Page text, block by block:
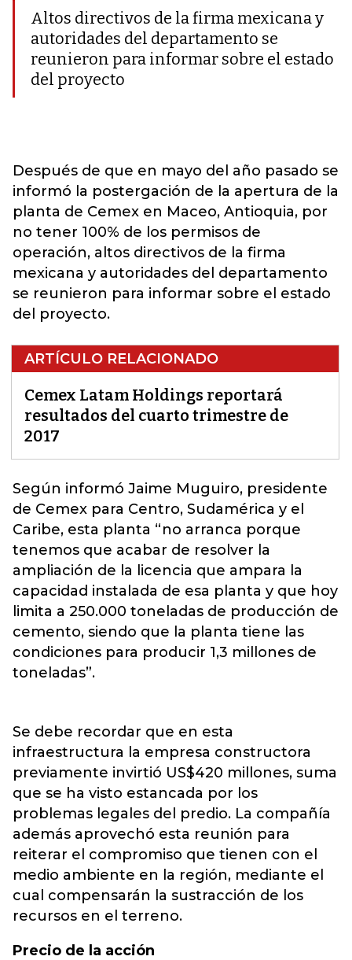
Altos directivos de la firma mexicana y
autoridades del departamento se
reunieron para informar sobre el estado
del proyecto
Después de que en mayo del año pasado se
informó la postergación de la apertura de la
planta de Cemex en Maceo, Antioquia, por
no tener 100% de los permisos de
operación, altos directivos de la firma
mexicana y autoridades del departamento
se reunieron para informar sobre el estado
del proyecto.
ARTÍCULO RELACIONADO
Cemex Latam Holdings reportará
resultados del cuarto trimestre de
2017
Según informó Jaime Muguiro, presidente
de Cemex para Centro, Sudamérica y el
Caribe, esta planta “no arranca porque
tenemos que acabar de resolver la
ampliación de la licencia que ampara la
capacidad instalada de esa planta y que hoy
limita a 250.000 toneladas de producción de
cemento, siendo que la planta tiene las
condiciones para producir 1,3 millones de
toneladas”.
Se debe recordar que en esta
infraestructura la empresa constructora
previamente invirtió US$420 millones, suma
que se ha visto estancada por los
problemas legales del predio. La compañía
además aprovechó esta reunión para
reiterar el compromiso que tienen con el
medio ambiente en la región, mediante el
cual compensarán la sustracción de los
recursos en el terreno.
Precio de la acción